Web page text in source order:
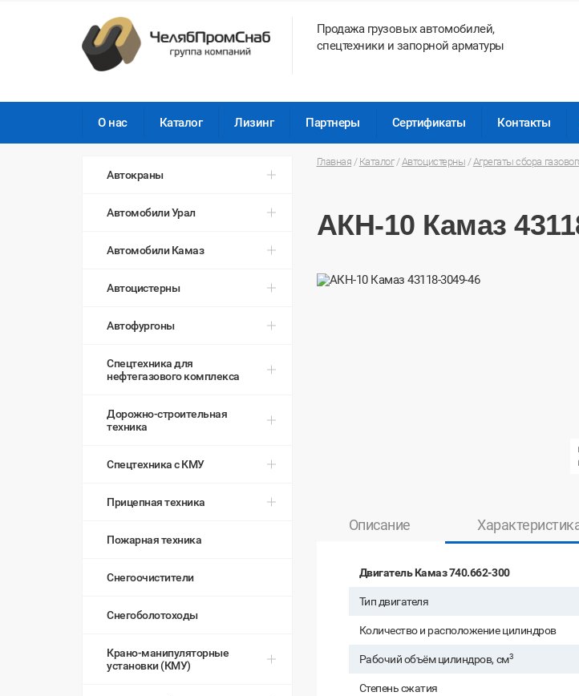
Продажа грузовых автомобилей,
спецтехники и запорной арматуры
О нас Каталог Лизинг Партнеры Сертификаты Контакты
Автокраны
Автомобили Урал
Автомобили Камаз
Автоцистерны
Автофургоны
Спецтехника для
нефтегазового комплекса
Дорожно-строительная
техника
Спецтехника с КМУ
Прицепная техника
Пожарная техника
Снегоочистители
Снегоболотоходы
Крано-манипуляторные
установки (КМУ)
Главная / Каталог/Автоцистерны /Агрегаты сбора
АКН-10 Камаз
Описание
Двигатель Камаз 740.662-300
Тип двигателя
Количество и расположение цилиндров
Рабочий объём цилиндров, см3
Степень сжатия